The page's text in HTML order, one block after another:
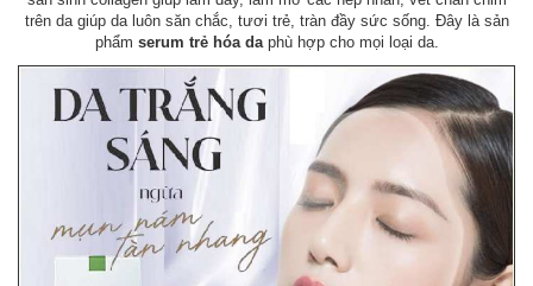
trên da giúp da luôn săn chắc, tươi trẻ, tràn đầy sức sống. Đây là sản
phẩm serum trẻ hóa daphù hợp cho mọi loại da.